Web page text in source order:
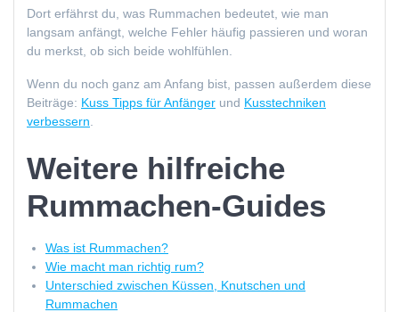
Dort erfährst du, was Rummachen bedeutet, wie man
langsam anfängt, welche Fehler häufig passieren und woran
du merkst, ob sich beide wohlfühlen.
Wenn du noch ganz am Anfang bist, passen außerdem diese
Beiträge: Kuss Tipps für Anfänger und Kusstechniken
verbessern
Weitere hilfreiche
Rummachen-Guides
Was ist Rummachen?
Wie macht man richtig rum?
Unterschied zwischen Küssen, Knutschen und
Rummachen